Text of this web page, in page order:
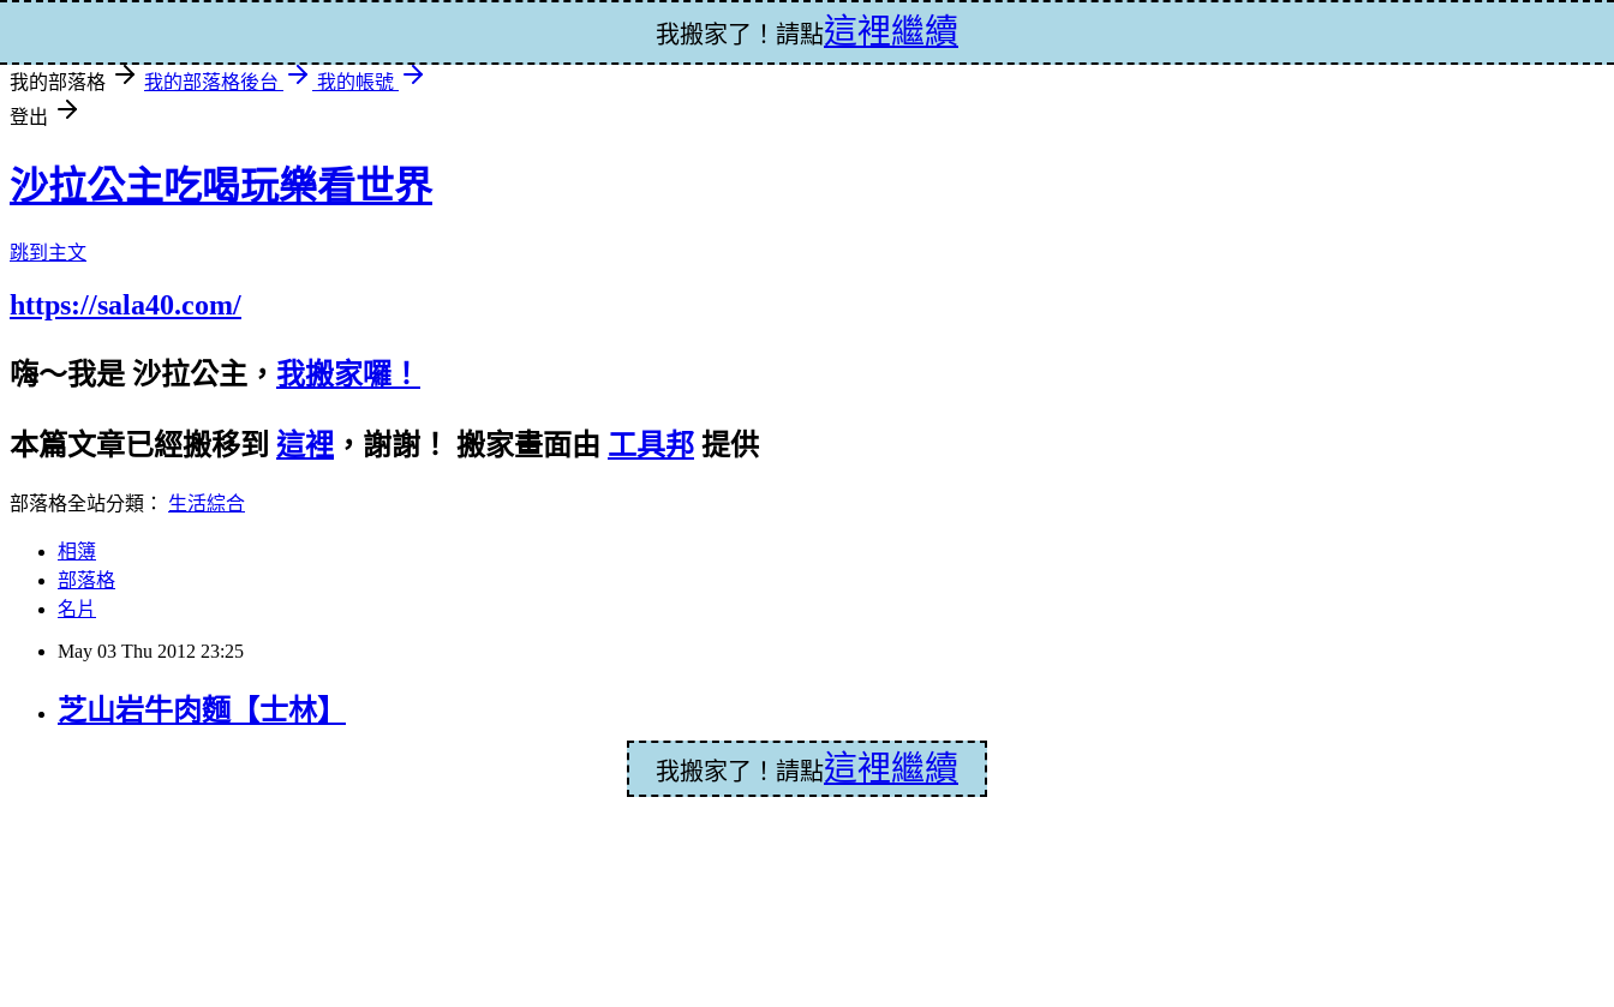
我的部落格 我的部落格後台
我的帳號
登出
沙拉公主吃喝玩樂看世界
跳到主文
https://sala40.com/
嗨～我是 沙拉公主， 我搬家囉！
本篇文章已經搬移到 這裡 ，謝謝！ 搬家畫面由 工具邦 提供
部落格全站分類： 生活綜合
相簿
部落格
名片
May 03 Thu 2012 23:25
芝山岩牛肉麵【士林】
我搬家了！請點這裡繼續
我搬家了！請點這裡繼續